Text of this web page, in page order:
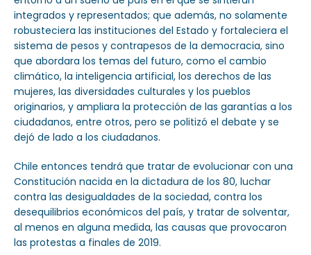
integrados y representados; que además, no solamente
robusteciera las instituciones del Estado y fortaleciera el
sistema de pesos y contrapesos de la democracia, sino
que abordara los temas del futuro, como el cambio
climático, la inteligencia artificial, los derechos de las
mujeres, las diversidades culturales y los pueblos
originarios, y ampliara la protección de las garantías a los
ciudadanos, entre otros, pero se politizó el debate y se
dejó de lado a los ciudadanos.
Chile entonces tendrá que tratar de evolucionar con una
Constitución nacida en la dictadura de los 80, luchar
contra las desigualdades de la sociedad, contra los
desequilibrios económicos del país, y tratar de solventar,
al menos en alguna medida, las causas que provocaron
las protestas a finales de 2019.